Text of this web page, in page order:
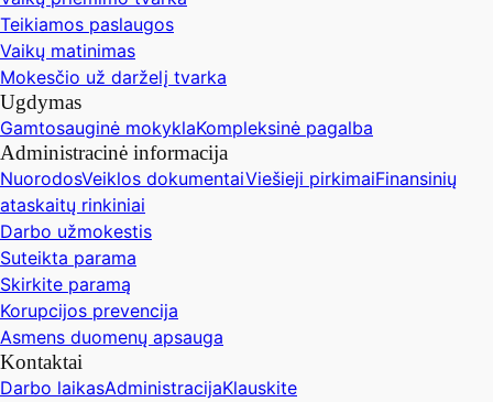
Teikiamos paslaugos
Vaikų matinimas
Mokesčio už darželį tvarka
Ugdymas
Gamtosauginė mokyklaKompleksinė pagalba
Administracinė informacija
NuorodosVeiklos dokumentaiViešieji pirkimaiFinansinių
ataskaitų rinkiniai
Darbo užmokestis
Suteikta parama
Skirkite paramą
Korupcijos prevencija
Asmens duomenų apsauga
Kontaktai
Darbo laikasAdministracijaKlauskite